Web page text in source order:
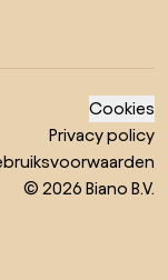
Cookies
Privacy policy
© 2026 Biano B.V.